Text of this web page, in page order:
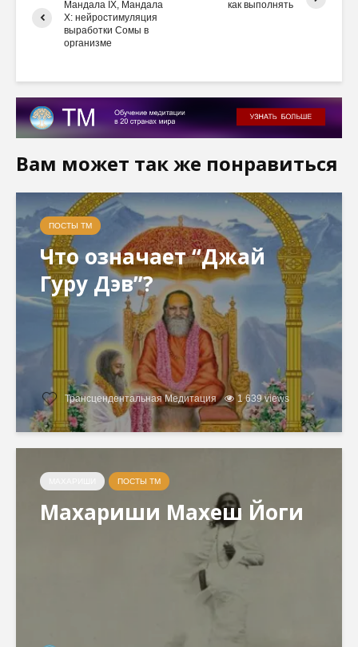
Мандала IX, Мандала
X: нейростимуляция
выработки Сомы в
организме
как выполнять
Вам может так же понравиться
ПОСТЫ ТМ
Что означает “Джай
Гуру Дэв”?
Трансцендентальная Медитация 1 639 views
ПОСТЫ ТМ
Махариши Махеш Йоги